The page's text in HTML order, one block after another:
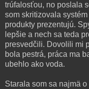
trúfalosťou, no poslala
som skritizovala
produkty prezentujú.
lepšie a nech sa teda
presvedčili. Dovolili mi
bola pestrá, práca ma
ubehlo ako voda.
Starala som sa najmä